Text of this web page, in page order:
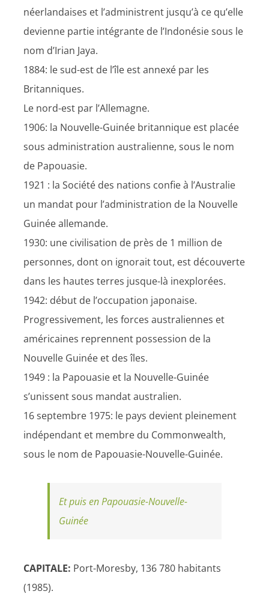
néerlandaises et l’administrent jusqu’à ce qu’elle
devienne partie intégrante de l’Indonésie sous le
nom d’Irian Jaya.
1884: le sud-est de l’île est annexé par les
Britanniques.
Le nord-est par l’Allemagne.
1906: la Nouvelle-Guinée britannique est placée
sous administration australienne, sous le nom
de Papouasie.
1921 : la Société des nations confie à l’Australie
un mandat pour l’administration de la Nouvelle
Guinée allemande.
1930: une civilisation de près de 1 million de
personnes, dont on ignorait tout, est découverte
dans les hautes terres jusque-là inexplorées.
1942: début de l’occupation japonaise.
Progressivement, les forces australiennes et
américaines reprennent possession de la
Nouvelle Guinée et des îles.
1949 : la Papouasie et la Nouvelle-Guinée
s’unissent sous mandat australien.
16 septembre 1975: le pays devient pleinement
indépendant et membre du Commonwealth,
sous le nom de Papouasie-Nouvelle-Guinée.
Et puis en Papouasie-Nouvelle-
Guinée
CAPITALE: Port-Moresby, 136 780 habitants
(1985).